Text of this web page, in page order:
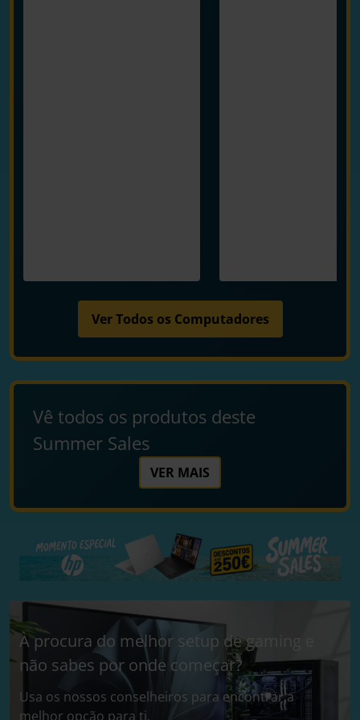
Ver Todos os Computadores
Vê todos os produtos deste
Summer Sales
VER MAIS
À procura do melhor setup de gaming e
não sabes por onde começar?
Usa os nossos conselheiros para encontrar a
melhor opção para ti.